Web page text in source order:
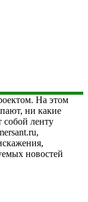
На этом
ни какие
собой ленту
новостей